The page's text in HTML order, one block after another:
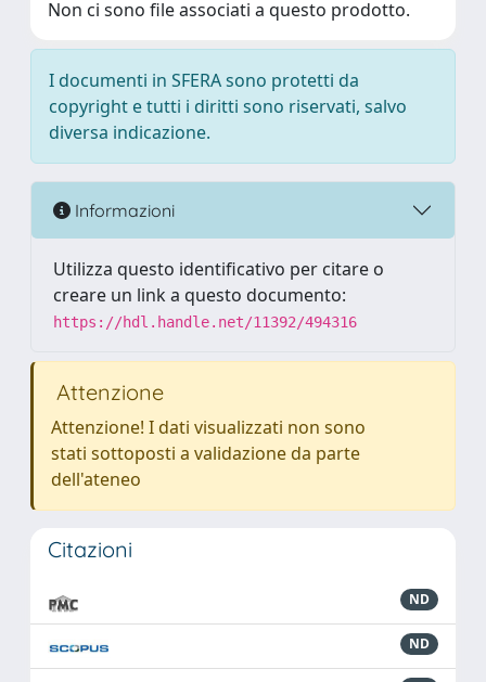
Non ci sono file associati a questo prodotto.
I documenti in SFERA sono protetti da
copyright e tutti i diritti sono riservati, salvo
diversa indicazione.
Informazioni
Utilizza questo identificativo per citare o
creare un link a questo documento:
https://hdl.handle.net/11392/494316
Attenzione
Attenzione! I dati visualizzati non sono
stati sottoposti a validazione da parte
dell'ateneo
Citazioni
ND
ND